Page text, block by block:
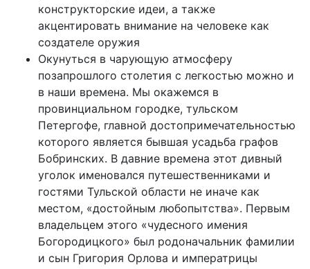
конструкторские идеи, а также
акцентировать внимание на человеке как
создателе оружия
Окунуться в чарующую атмосферу
позапрошлого столетия с легкостью можно и
в наши времена. Мы окажемся в
провинциальном городке, тульском
Петергофе, главной достопримечательностью
которого является бывшая усадьба графов
Бобринских. В давние времена этот дивный
уголок именовался путешественниками и
гостями Тульской области не иначе как
местом, «достойным любопытства». Первым
владельцем этого «чудесного имения
Богородицкого» был родоначальник фамилии
и сын Григория Орлова и императрицы